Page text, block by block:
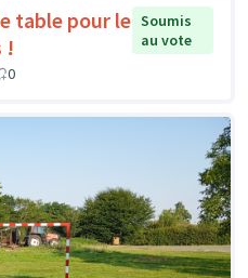
table pour le
!
Soumis
au vote
0